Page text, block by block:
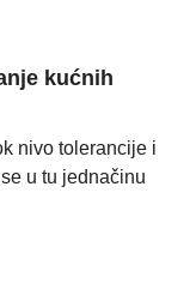
kućnih
nivo tolerancije i
u tu jednačinu